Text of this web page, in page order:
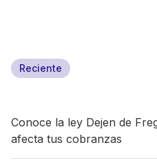
Reciente
Conoce la ley Dejen de
afecta tus cobranzas